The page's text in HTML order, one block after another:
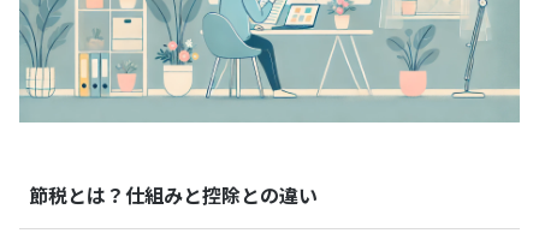
節税とは？仕組みと控除との違い